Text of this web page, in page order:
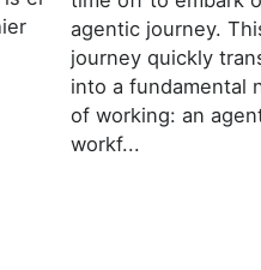
agentic journey.
journey quickly
into a fundamental
of working: an
workf...